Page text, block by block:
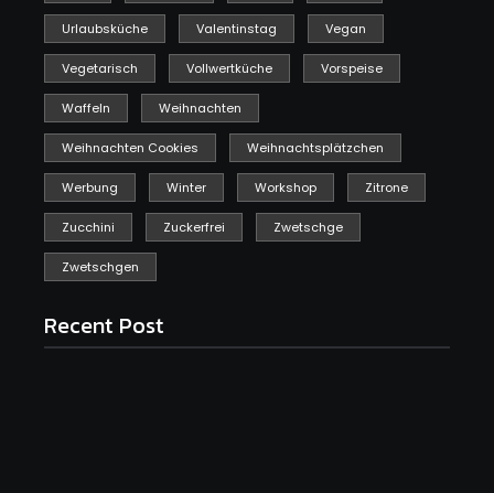
Urlaubsküche Valentinstag Vegan
Vegetarisch Vollwertküche Vorspeise
Waffeln Weihnachten
Weihnachten Cookies Weihnachtsplätzchen
Werbung Winter Workshop Zitrone
Zucchini Zuckerfrei Zwetschge
Zwetschgen
Recent Post